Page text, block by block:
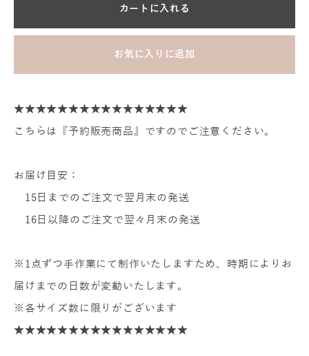
カートに入れる
お気に入りに追加
★★★★★★★★★★★★★★★★
こちらは『予約販売商品』ですのでご注意ください。
お届け目安：
15日までのご注文で翌月末の発送
16日以降のご注文で翌々月末の発送
※1点ずつ手作業にて制作いたしますため、時期によりお
届けまでの日数が変動いたします。
※各サイズ数に限りがございます
★★★★★★★★★★★★★★★★